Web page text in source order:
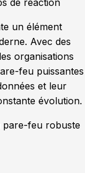
de réaction
un élément
Avec des
organisations
feu puissantes
et leur
évolution.
pare-feu robuste